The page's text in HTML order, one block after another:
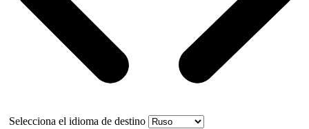
Selecciona el idioma de destino